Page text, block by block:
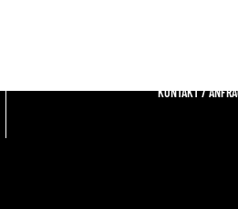
KONTAKT /